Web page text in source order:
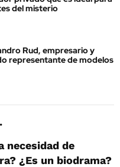
del misterio
Rud, empresario y
representante de modelos
necesidad de
¿Es un biodrama?